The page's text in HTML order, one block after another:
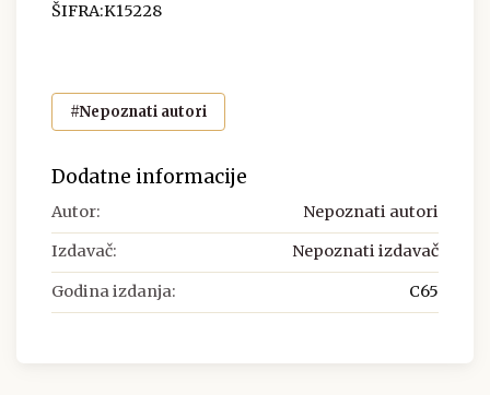
ŠIFRA:K15228
#Nepoznati autori
Dodatne informacije
Autor: Nepoznati autori
Izdavač: Nepoznati izdavač
Godina izdanja: C65